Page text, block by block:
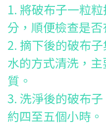
1. 將破布子一粒
分，順便檢查是
2. 摘下後的破布
水的方式清洗，
質。
3. 洗淨後的破布
約四至五個小時。